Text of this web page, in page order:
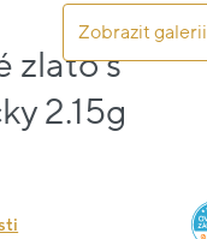
Zobrazit galerii
zlato s
2.15g